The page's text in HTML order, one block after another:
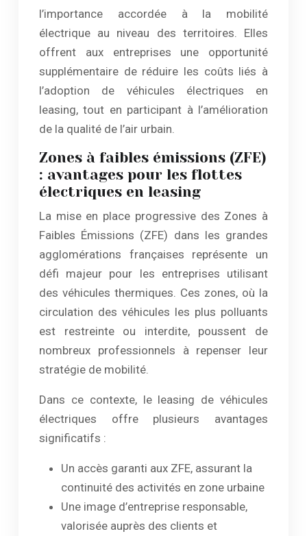
l’importance accordée à la mobilité
électrique au niveau des territoires. Elles
offrent aux entreprises une opportunité
supplémentaire de réduire les coûts liés à
l’adoption de véhicules électriques en
leasing, tout en participant à l’amélioration
de la qualité de l’air urbain.
Zones à faibles émissions (ZFE)
: avantages pour les flottes
électriques en leasing
La mise en place progressive des Zones à
Faibles Émissions (ZFE) dans les grandes
agglomérations françaises représente un
défi majeur pour les entreprises utilisant
des véhicules thermiques. Ces zones, où la
circulation des véhicules les plus polluants
est restreinte ou interdite, poussent de
nombreux professionnels à repenser leur
stratégie de mobilité.
Dans ce contexte, le leasing de véhicules
électriques offre plusieurs avantages
significatifs :
Un accès garanti aux ZFE, assurant la
continuité des activités en zone urbaine
Une image d’entreprise responsable,
valorisée auprès des clients et